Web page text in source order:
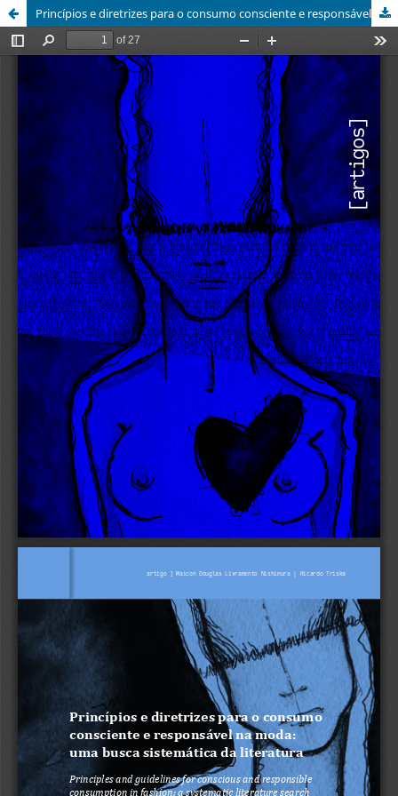
Princípios e diretrizes para o consumo consciente e responsável na moda: uma busca sistemática da literatura